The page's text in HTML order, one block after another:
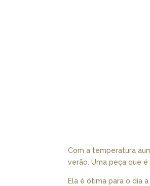
Com a temperatura
verão. Uma peça que
Ela é ótima para o dia